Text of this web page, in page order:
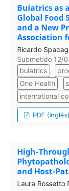
Buiatrics as
Global Food
and a New
Association
Ricardo
Submetido 12/
buiatrics
One Health
international
PDF (Inglês)
High-
and Host-
Laura Rossetto